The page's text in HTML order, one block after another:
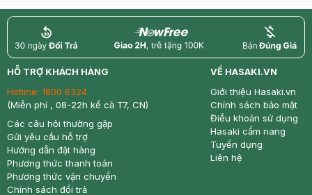
return nowfree price
HỖ TRỢ KHÁCH HÀNG
Hotline: 1800 6324
(Miễn phí , 08-22h kể cả T7, CN)
Các câu hỏi thường gặp
Gửi yêu cầu hỗ trợ
Hướng dẫn đặt hàng
Phương thức thanh toán
Phương thức vận chuyển
Chính sách đổi trả
VỀ HASAKI.VN
Giới thiệu Hasaki.vn
Chính sách bảo mật
Điều khoản sử dụng
Hasaki cẩm nang
Tuyển dụng
Liên hệ